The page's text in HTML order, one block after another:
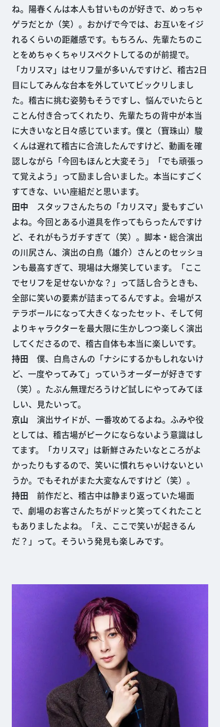
ね。陽春くんは本人も甘いものが好きで、めっちゃ
ゲラだとか（笑）。おかげで今では、お互いをイジ
れるくらいの距離感です。もちろん、先輩たちのこ
とをめちゃくちゃリスペクトしてるのが前提で。
「カリスマ」はセリフ量が多いんですけど、稽古2日
目にしてみんな台本を外していてビックリしまし
た。稽古に挑む姿勢もそうですし、悩んでいたらと
ことん付き合ってくれたり、先輩たちの背中が本当
に大きいなと日々感じています。僕と（寶珠山）駿
くんは遅れて稽古に合流したんですけど、動画を確
認しながら「今回もほんと大変そう」「でも頑張っ
て覚えよう」って励まし合いました。本当にすごく
すてきな、いい座組だと思います。
田中 スタッフさんたちの「カリスマ」愛もすごい
よね。今回とある小道具を作ってもらったんですけ
ど、それがもうガチすぎて（笑）。脚本・総合演出
の川尻さん、演出の白鳥（雄介）さんとのセッショ
ンも最高すぎて、現場は大爆笑しています。「ここ
でセリフを足せないかな？」って話し合うときも、
全部に笑いの要素が詰まってるんですよ。会場がス
テラボールになって大きくなったセット、そして何
よりキャラクターを最大限に生かしつつ楽しく演出
してくださるので、稽古自体も本当に楽しいです。
持田 僕、白鳥さんの「ナシにするかもしれないけ
ど、一度やってみて」っていうオーダーが好きです
（笑）。たぶん無理だろうけど試しにやってみてほ
しい、見たいって。
京山 演出サイドが、一番攻めてるよね。ふみや役
としては、稽古場がピークにならないよう意識はし
てます。「カリスマ」は新鮮さみたいなところがよ
かったりもするので、笑いに慣れちゃいけないとい
うか。でもそれがまた大変なんですけど（笑）。
持田 前作だと、稽古中は静まり返っていた場面
で、劇場のお客さんたちがドッと笑ってくれたこと
もありましたよね。「え、ここで笑いが起きるん
だ？」って。そういう発見も楽しみです。